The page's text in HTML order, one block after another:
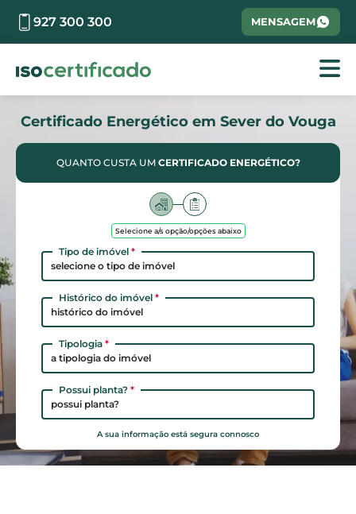
927 300 300 MENSAGEM
Certificado Energético em Sever do Vouga
QUANTO CUSTA UM CERTIFICADO ENERGÉTICO?
Selecione a/s opção/opções abaixo
Tipo de imóvel *
selecione o tipo de imóvel
Histórico do imóvel *
histórico do imóvel
Tipologia *
a tipologia do imóvel
Possui planta? *
possui planta?
A sua informação está segura connosco